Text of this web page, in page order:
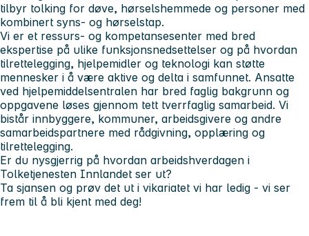
tilbyr tolking for døve, hørselshemmede og personer med
kombinert syns- og hørselstap.
Vi er et ressurs- og kompetansesenter med bred
ekspertise på ulike funksjonsnedsettelser og på hvordan
tilrettelegging, hjelpemidler og teknologi kan støtte
mennesker i å være aktive og delta i samfunnet. Ansatte
ved hjelpemiddelsentralen har bred faglig bakgrunn og
oppgavene løses gjennom tett tverrfaglig samarbeid. Vi
bistår innbyggere, kommuner, arbeidsgivere og andre
samarbeidspartnere med rådgivning, opplæring og
tilrettelegging.
Er du nysgjerrig på hvordan arbeidshverdagen i
Tolketjenesten Innlandet ser ut?
Ta sjansen og prøv det ut i vikariatet vi har ledig - vi ser
frem til å bli kjent med deg!